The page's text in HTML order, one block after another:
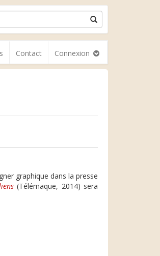
Contact Connexion
graphique dans la presse
(Télémaque, 2014) sera